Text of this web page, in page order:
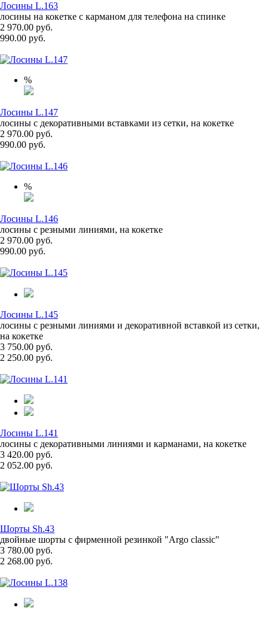
Лосины L.163
лосины на кокетке с карманом для телефона на спинке
2 970.00 руб.
990.00 руб.
%
Лосины L.147
лосины с декоративными вставками из сетки, на кокетке
2 970.00 руб.
990.00 руб.
%
Лосины L.146
лосины с резными линиями, на кокетке
2 970.00 руб.
990.00 руб.
Лосины L.145
лосины с резными линиями и декоративной вставкой из сетки,
на кокетке
3 750.00 руб.
2 250.00 руб.
Лосины L.141
лосины с декоративными линиями и карманами, на кокетке
3 420.00 руб.
2 052.00 руб.
Шорты Sh.43
двойные шорты с фирменной резинкой "Argo classic"
3 780.00 руб.
2 268.00 руб.